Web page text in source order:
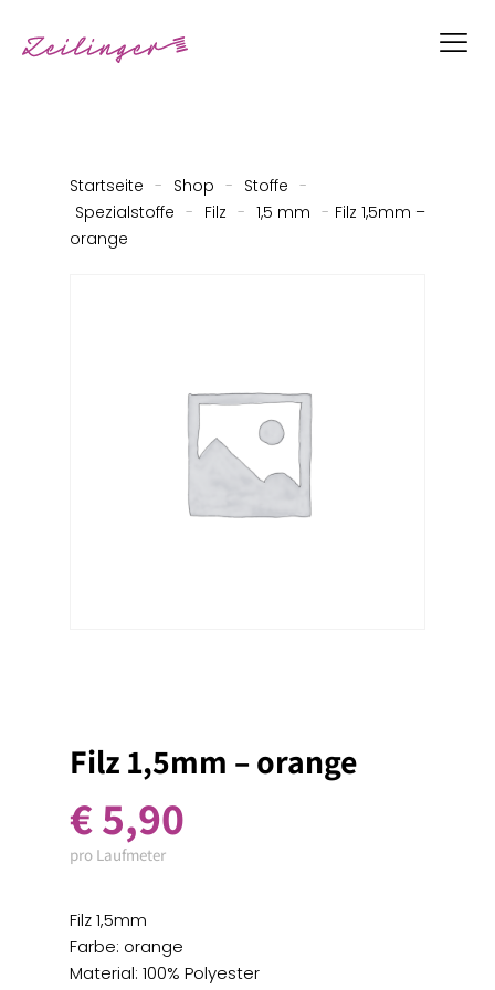
Startseite - Shop - Stoffe -
Spezialstoffe - Filz - 1,5 mm - Filz 1,5mm –
orange
Filz 1,5mm – orange
€5,90
pro Laufmeter
Filz 1,5mm
Farbe: orange
Material: 100% Polyester